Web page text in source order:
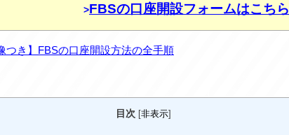
>FBSの口座開設フォームはこちら
つき】FBSの口座開設方法の全手順
目次 [非表示]